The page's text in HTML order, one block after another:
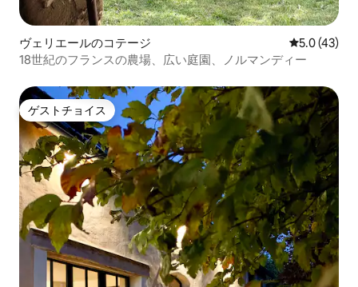
ヴェリエールのコテージ レビュー43
5.0 (43)
18世紀のフランスの農場、広い庭園、ノルマンディー
ゲストチョイス
ゲストチョイス